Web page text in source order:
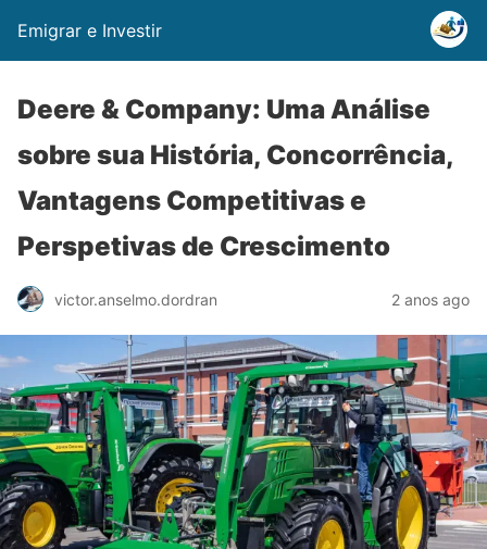
Emigrar e Investir
Deere & Company: Uma Análise
sobre sua História, Concorrência,
Vantagens Competitivas e
Perspetivas de Crescimento
victor.anselmo.dordran 2 anos ago